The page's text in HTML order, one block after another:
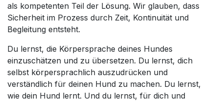
als kompetenten Teil der Lösung. Wir glauben, dass
Sicherheit im Prozess durch Zeit, Kontinuität und
Begleitung entsteht.
Du lernst, die Körpersprache deines Hundes
einzuschätzen und zu übersetzen. Du lernst, dich
selbst körpersprachlich auszudrücken und
verständlich für deinen Hund zu machen. Du lernst,
wie dein Hund lernt. Und du lernst, für dich und